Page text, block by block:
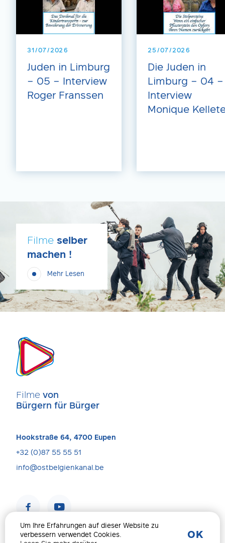
31/07/2026
Juden in Limburg
– 05 – Interview
Roger Franssen
25/07/2026
Die Juden in
Limburg – 04 –
Interview
Monique
Filme selber
machen !
Mehr Lesen
Filme von
Bürgern für Bürger
Hookstraße 64, 4700 Eupen
+32 (0)87 55 55 51
info@ostbelgienkanal.be
Impressum & Datenschutz © 2026 Alle Rechte Vorbehalten
Um Ihre Erfahrungen auf dieser Website zu
verbessern verwendet Cookies.
OK